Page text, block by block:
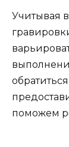
Учитывая
поможем